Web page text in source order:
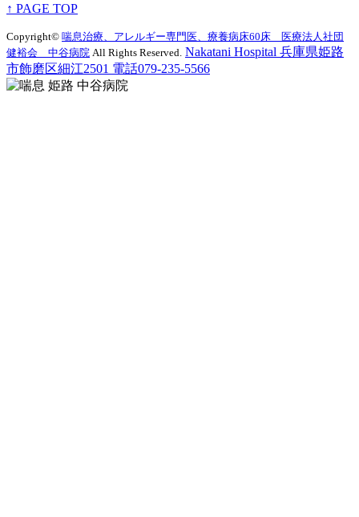
↑ PAGE TOP
Copyright© 喘息治療、アレルギー専門医、療養病床60床 医療法人社団
健裕会 中谷病院 All Rights Reserved. Nakatani Hospital 兵庫県姫路
市飾磨区細江2501 電話079-235-5566